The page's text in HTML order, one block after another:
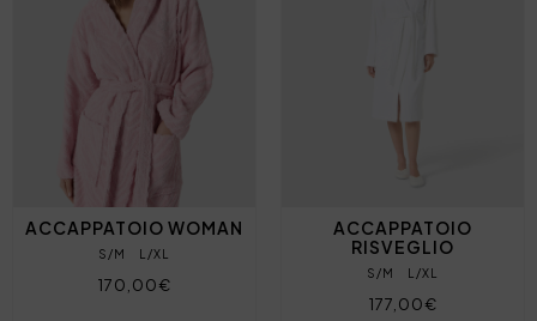
ACCAPPATOIO WOMAN
S/M L/XL
170,00€
ACCAPPATOIO
RISVEGLIO
S/M L/XL
177,00€